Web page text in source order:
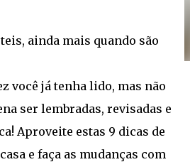
ainda mais quando são
você já tenha lido, mas não
ser lembradas, revisadas e
Aproveite estas 9 dicas de
e faça as mudanças com